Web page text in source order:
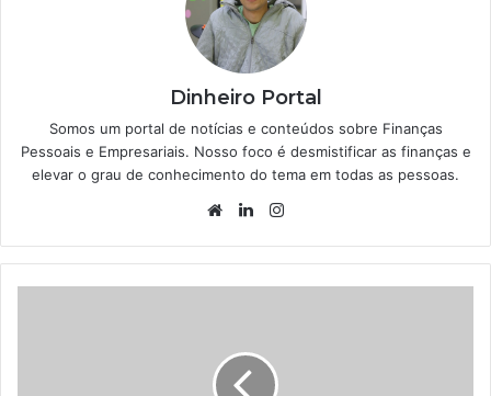
Dinheiro Portal
Somos um portal de notícias e conteúdos sobre Finanças
Pessoais e Empresariais. Nosso foco é desmistificar as finanças e
elevar o grau de conhecimento do tema em todas as pessoas.
WebsiteLinkedin